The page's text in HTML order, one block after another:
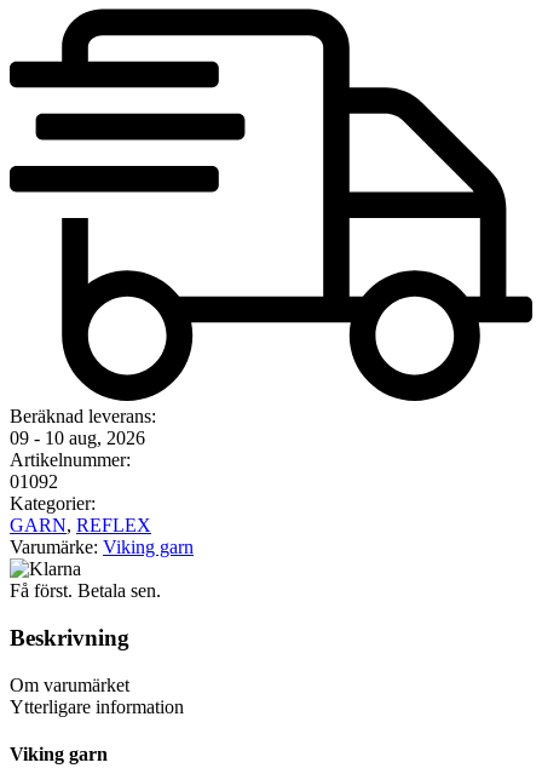
Beräknad leverans:
09 - 10 aug, 2026
Artikelnummer:
01092
Kategorier:
GARN, REFLEX
Varumärke: Viking garn
Få först. Betala sen.
Beskrivning
Om varumärket
Ytterligare information
Viking garn